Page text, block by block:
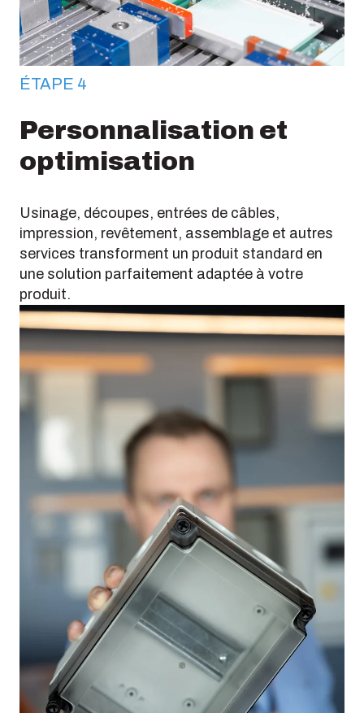
ÉTAPE 4
Personnalisation et
optimisation
Usinage, découpes, entrées de câbles,
impression, revêtement, assemblage et autres
services transforment un produit standard en
une solution parfaitement adaptée à votre
produit.